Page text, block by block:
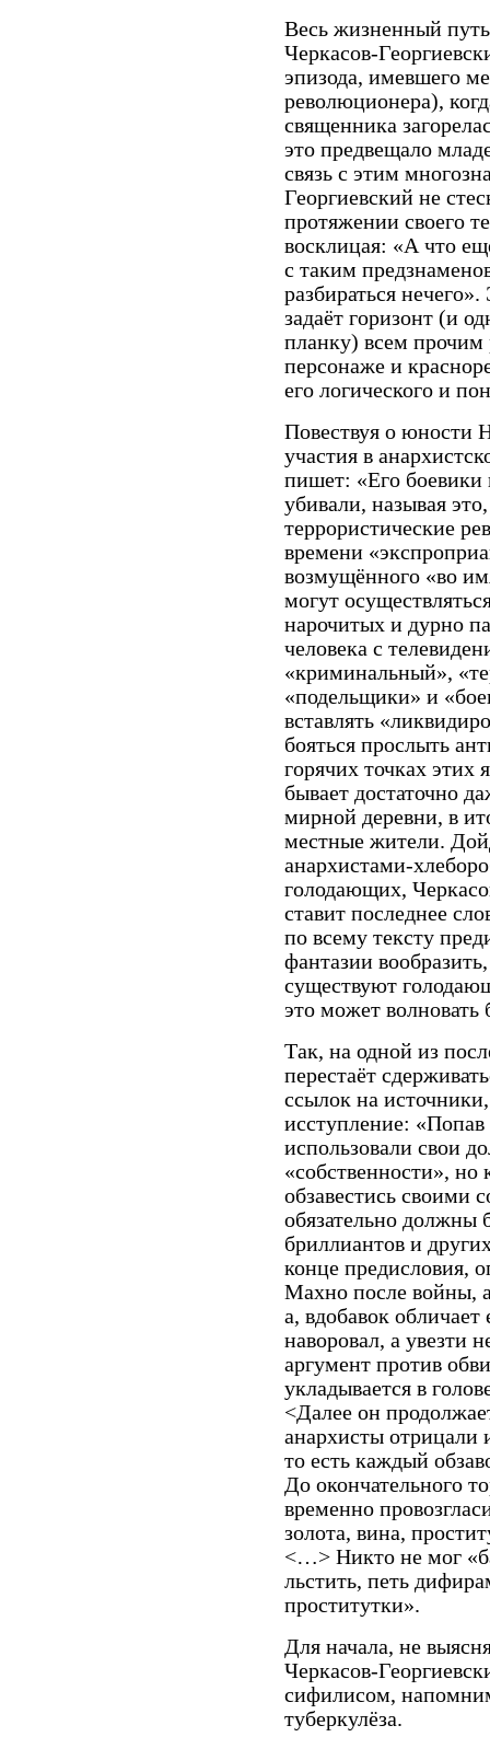
Весь жизненный
Черкасов-
эпизода, имевшего
революционера),
священника
это предвещало
связь с этим
Георгиевский не
протяжении своего
восклицая: «А что
с таким
разбираться
задаёт горизонт (и
планку) всем прочим
персонаже и
его логического и
Повествуя о юности
участия в
пишет: «Его боевики
убивали, называя
террористические
времени
возмущённого «во
могут
нарочитых и дурно
человека с
«криминальный»,
«подельщики» и
вставлять
бояться прослыть
горячих точках этих
бывает достаточно
мирной деревни, в
местные жители.
анархистами-
голодающих,
ставит последнее
по всему тексту
фантазии
существуют
это может
Так, на одной из
перестаёт
ссылок на
исступление:
использовали свои
«собственности»,
обзавестись своими
обязательно должны
бриллиантов и
конце предисловия,
Махно после войны,
а, вдобавок обличает
наворовал, а увезти
аргумент против
укладывается в
<Далее он
анархисты отрицали
то есть каждый
До окончательного
временно
золота, вина,
<…> Никто не мог
льстить, петь
проститутки».
Для начала, не
Черкасов-
сифилисом,
туберкулёза.